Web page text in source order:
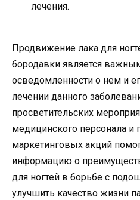
лечения.
Продвижение лака для
бородавки является
осведомленности о нем и
лечении данного
просветительских
медицинского персонала и
маркетинговых акций
информацию о
для ногтей в борьбе с
улучшить качество жизни